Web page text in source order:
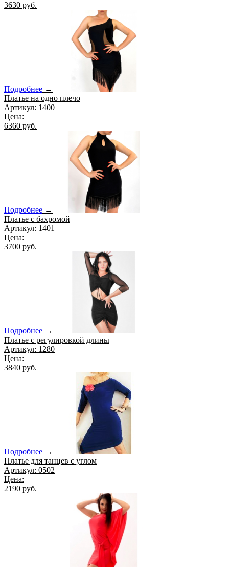
3630 руб.
Подробнее →
Платье на одно плечо
Артикул: 1400
Цена:
6360 руб.
Подробнее →
Платье с бахромой
Артикул: 1401
Цена:
3700 руб.
Подробнее →
Платье с регулировкой длины
Артикул: 1280
Цена:
3840 руб.
Подробнее →
Платье для танцев с углом
Артикул: 0502
Цена:
2190 руб.